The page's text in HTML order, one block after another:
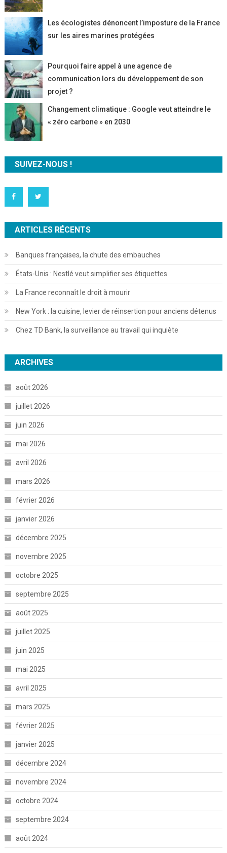
Les écologistes dénoncent l’imposture de la France
sur les aires marines protégées
Pourquoi faire appel à une agence de
communication lors du développement de son
projet ?
Changement climatique : Google veut atteindre le
« zéro carbone » en 2030
SUIVEZ-NOUS !
ARTICLES RÉCENTS
Banques françaises, la chute des embauches
États-Unis : Nestlé veut simplifier ses étiquettes
La France reconnaît le droit à mourir
New York : la cuisine, levier de réinsertion pour anciens détenus
Chez TD Bank, la surveillance au travail qui inquiète
ARCHIVES
août 2026
juillet 2026
juin 2026
mai 2026
avril 2026
mars 2026
février 2026
janvier 2026
décembre 2025
novembre 2025
octobre 2025
septembre 2025
août 2025
juillet 2025
juin 2025
mai 2025
avril 2025
mars 2025
février 2025
janvier 2025
décembre 2024
novembre 2024
octobre 2024
septembre 2024
août 2024